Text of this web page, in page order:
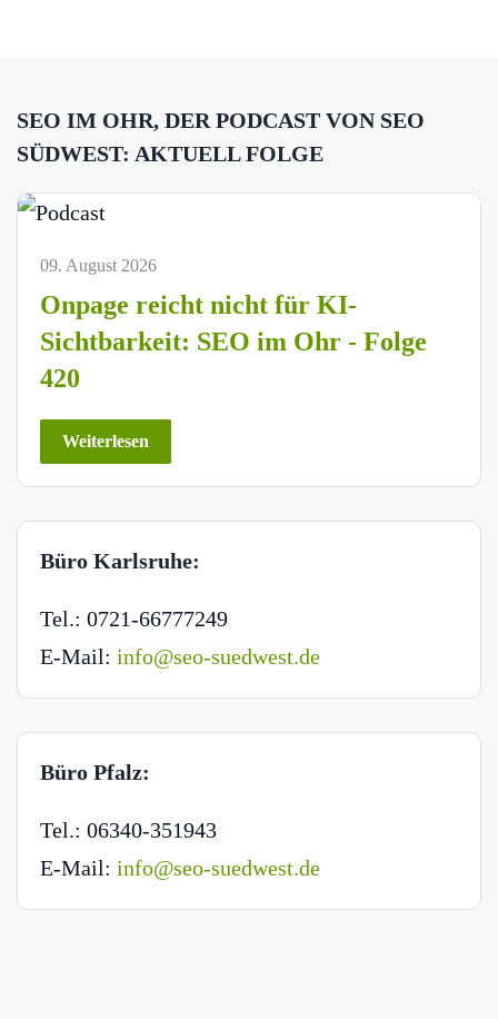
SEO IM OHR, DER PODCAST VON SEO
SÜDWEST: AKTUELL FOLGE
09. August 2026
Onpage reicht nicht für KI-
Sichtbarkeit: SEO im Ohr - Folge
420
Weiterlesen
Büro Karlsruhe:
Tel.: 0721-66777249
E-Mail: info@seo-suedwest.de
Büro Pfalz:
Tel.: 06340-351943
E-Mail: info@seo-suedwest.de